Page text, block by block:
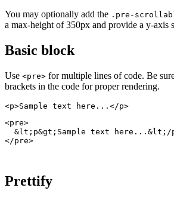
You may optionally add the .pre-
a max-height of 350px and provide a y-axis
Basic block
Use <pre> for multiple lines of code. Be
brackets in the code for proper rendering.
<p>Sample text here...</p>
<pre>
&lt;p&gt;Sample text here...&lt;/
</pre>
Prettify